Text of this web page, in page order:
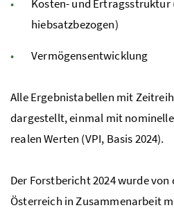
Kosten- und Ertragsstruktur
hiebsatzbezogen)
Vermögensentwicklung
Alle Ergebnistabellen mit
dargestellt, einmal mit
realen Werten (VPI, Basis 2024).
Der Forstbericht 2024 wurde
Österreich in Zusammenarbeit